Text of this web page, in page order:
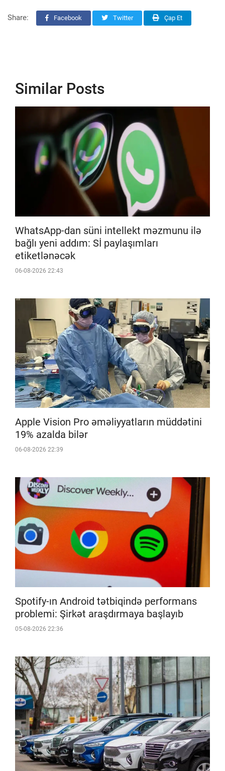
Share: Facebook Twitter Çap Et
Similar Posts
WhatsApp-dan süni intellekt məzmunu ilə
bağlı yeni addım: Sİ paylaşımları
etiketlənəcək
06-08-2026 22:43
Apple Vision Pro əməliyyatların müddətini
19% azalda bilər
06-08-2026 22:39
Spotify-ın Android tətbiqində performans
problemi: Şirkət araşdırmaya başlayıb
05-08-2026 22:36